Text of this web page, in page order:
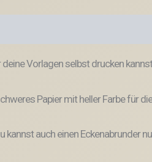
Vorlagen selbst drucken kannst.
Papier mit heller Farbe für
auch einen Eckenabrunder